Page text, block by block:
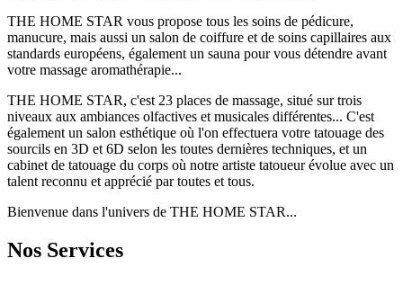
THE HOME STAR vous propose tous les soins de pédicure,
manucure, mais aussi un salon de coiffure et de soins capillaires aux
standards européens, également un sauna pour vous détendre avant
votre massage aromathérapie...
THE HOME STAR, c'est 23 places de massage, situé sur trois
niveaux aux ambiances olfactives et musicales différentes... C'est
également un salon esthétique où l'on effectuera votre tatouage des
sourcils en 3D et 6D selon les toutes dernières techniques, et un
cabinet de tatouage du corps où notre artiste tatoueur évolue avec un
talent reconnu et apprécié par toutes et tous.
Bienvenue dans l'univers de THE HOME STAR...
Nos Services